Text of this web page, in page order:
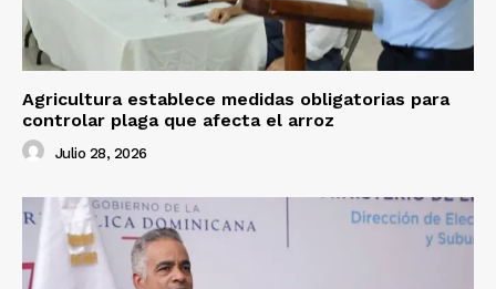
Agricultura establece medidas obligatorias para
controlar plaga que afecta el arroz
Julio 28, 2026